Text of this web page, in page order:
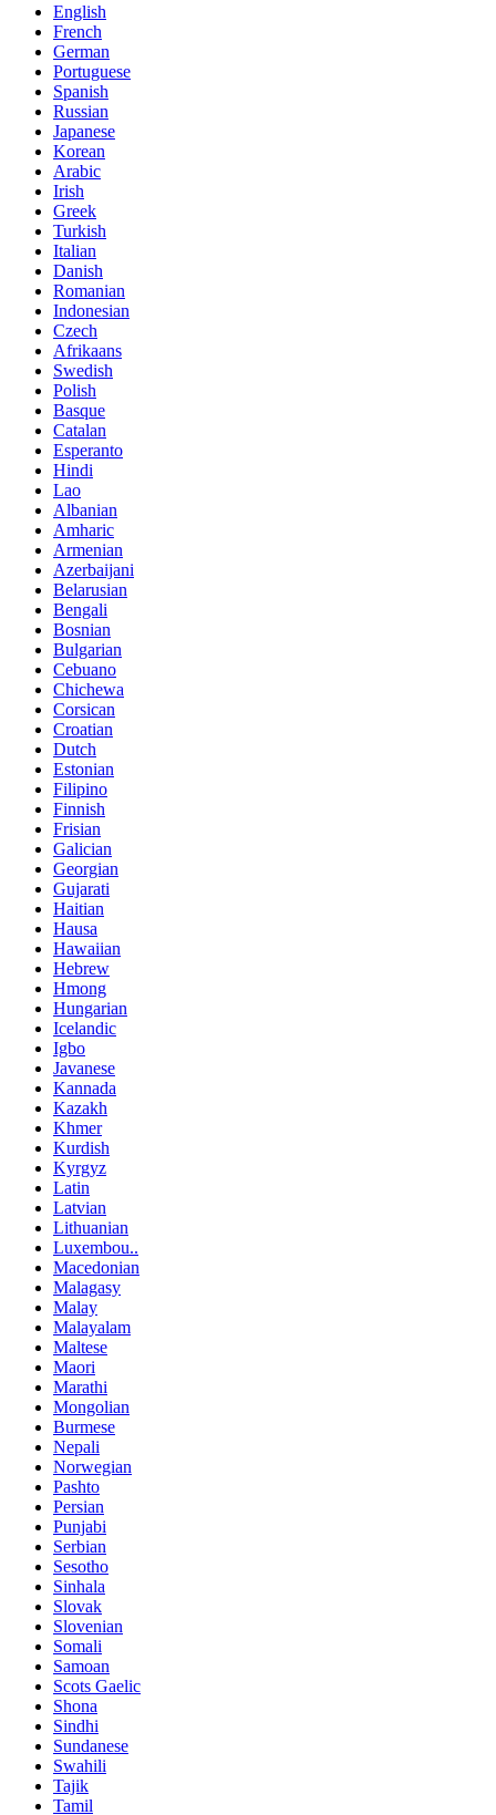
English
French
German
Portuguese
Spanish
Russian
Japanese
Korean
Arabic
Irish
Greek
Turkish
Italian
Danish
Romanian
Indonesian
Czech
Afrikaans
Swedish
Polish
Basque
Catalan
Esperanto
Hindi
Lao
Albanian
Amharic
Armenian
Azerbaijani
Belarusian
Bengali
Bosnian
Bulgarian
Cebuano
Chichewa
Corsican
Croatian
Dutch
Estonian
Filipino
Finnish
Frisian
Galician
Georgian
Gujarati
Haitian
Hausa
Hawaiian
Hebrew
Hmong
Hungarian
Icelandic
Igbo
Javanese
Kannada
Kazakh
Khmer
Kurdish
Kyrgyz
Latin
Latvian
Lithuanian
Luxembou..
Macedonian
Malagasy
Malay
Malayalam
Maltese
Maori
Marathi
Mongolian
Burmese
Nepali
Norwegian
Pashto
Persian
Punjabi
Serbian
Sesotho
Sinhala
Slovak
Slovenian
Somali
Samoan
Scots Gaelic
Shona
Sindhi
Sundanese
Swahili
Tajik
Tamil